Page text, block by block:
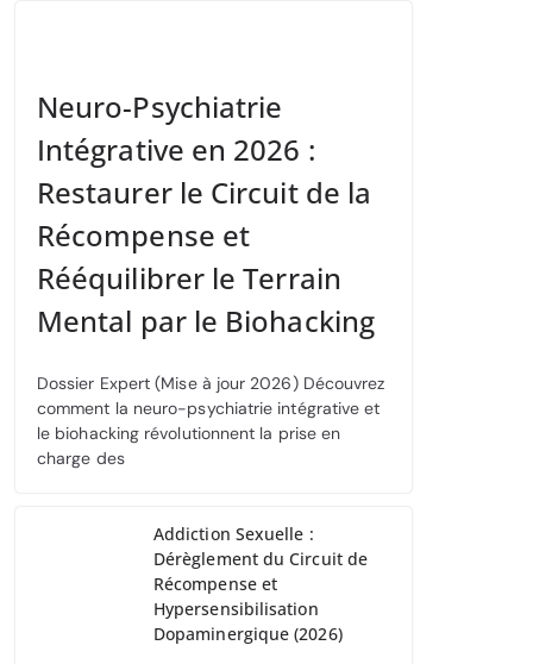
Neuro-Psychiatrie
Intégrative en 2026 :
Restaurer le Circuit de la
Récompense et
Rééquilibrer le Terrain
Mental par le Biohacking
Dossier Expert (Mise à jour 2026) Découvrez
comment la neuro-psychiatrie intégrative et
le biohacking révolutionnent la prise en
charge des
Addiction Sexuelle :
Dérèglement du Circuit de
Récompense et
Hypersensibilisation
Dopaminergique (2026)